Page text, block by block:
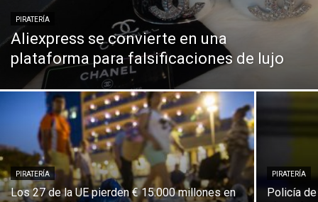
PIRATERÍA
Aliexpress se convierte en una
plataforma para falsificaciones de lujo
PIRATERÍA
Los 27 de la UE pierden € 15.000 millones en
PIRATERÍA
Policía